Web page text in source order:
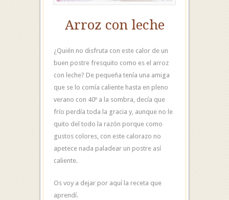
Arroz con leche
¿Quién no disfruta con este calor de un
buen postre fresquito como es el arroz
con leche? De pequeña tenía una amiga
que se lo comía caliente hasta en pleno
verano con 40º a la sombra, decía que
frío perdía toda la gracia y, aunque no le
quito del todo la razón porque como
gustos colores, con este calorazo no
apetece nada paladear un postre así
caliente.
Os voy a dejar por aquí la receta que
aprendí.